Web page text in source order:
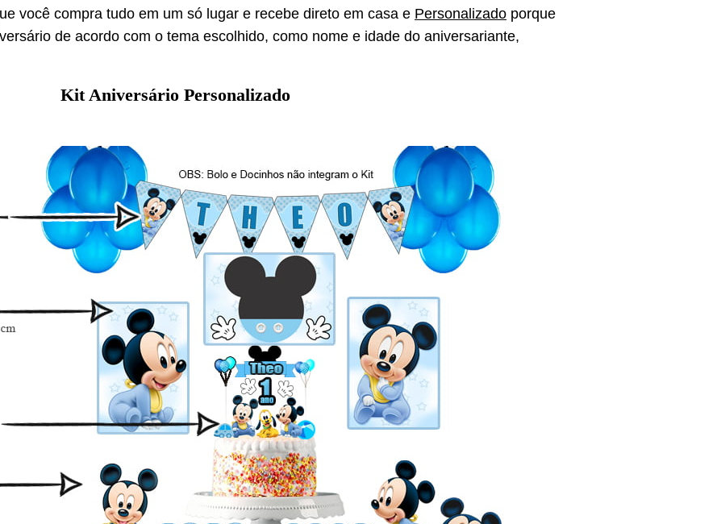
você compra tudo em um só lugar e recebe direto em casa e Personalizado porque
de acordo com o tema escolhido, como nome e idade do aniversariante,
Kit Aniversário Personalizado